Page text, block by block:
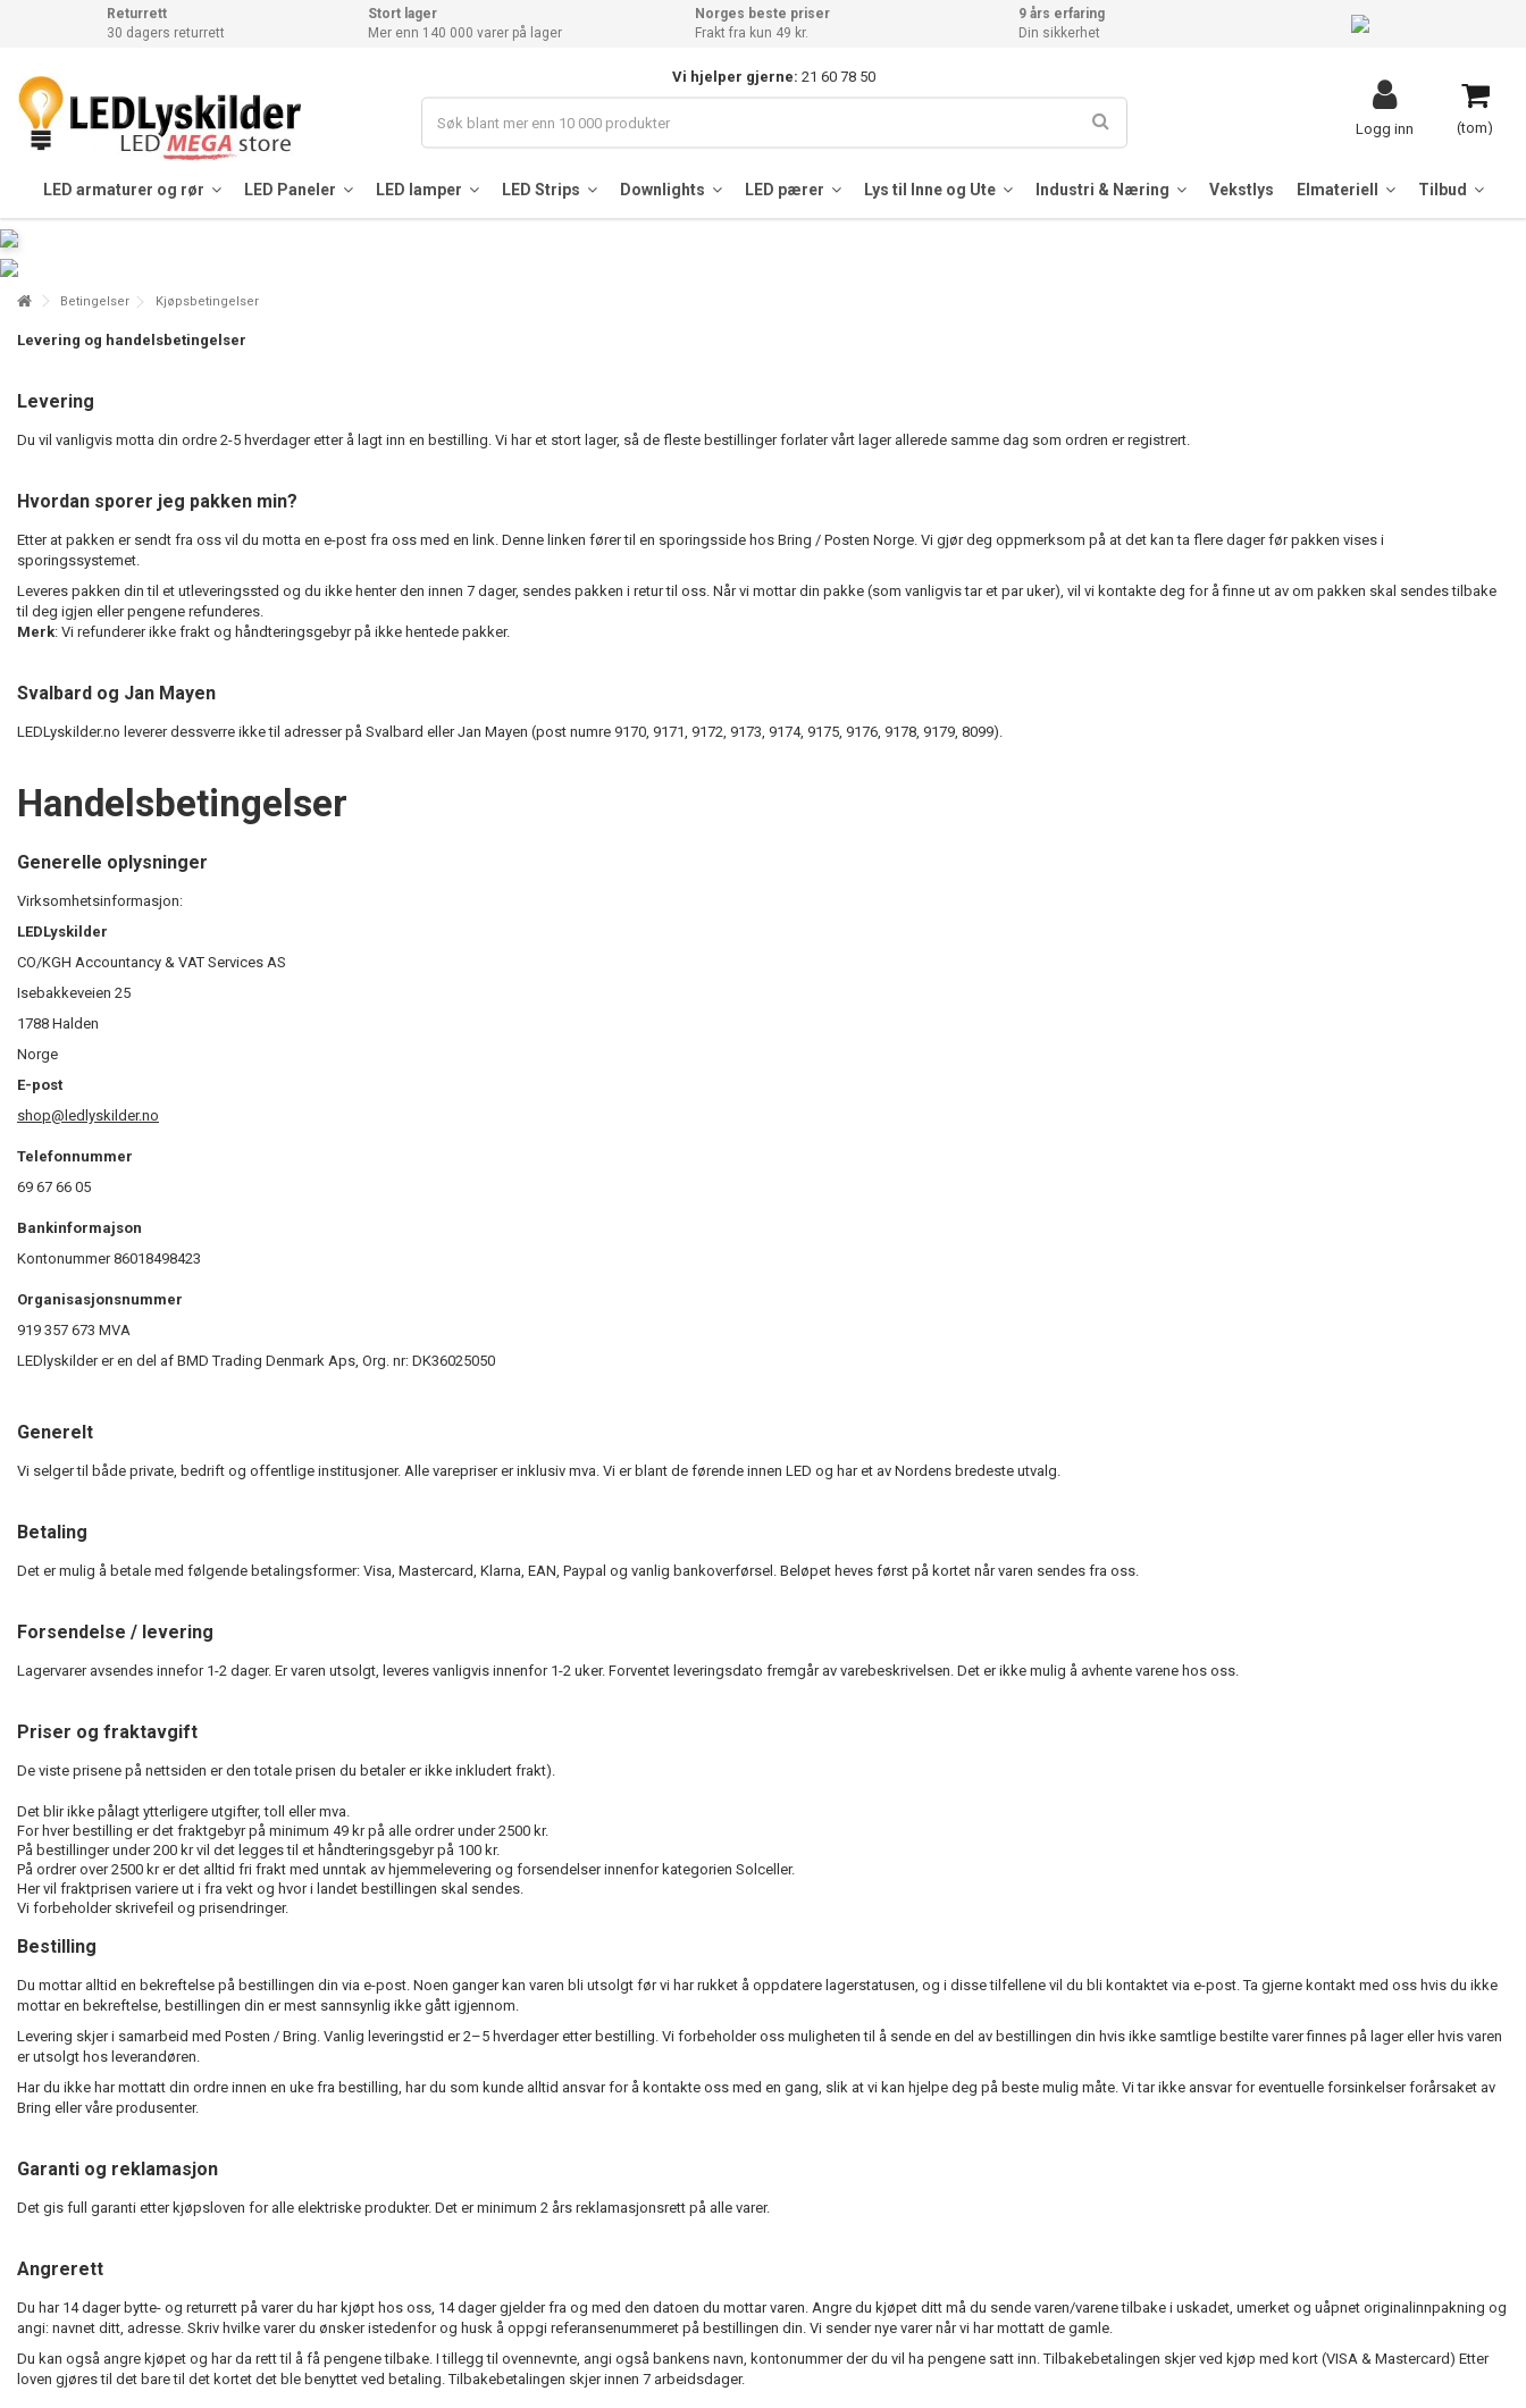
Returrett
30 dagers returrett
Stort lager
Mer enn 140 000 varer på lager
Norges beste priser
Frakt fra kun 49 kr.
9 års erfaring
Din sikkerhet
Vi hjelper gjerne: 21 60 78 50
(tom)
Logg inn
LED armaturer og rør LED Paneler LED lamper LED Strips Downlights LED pærer Lys til Inne og Ute Industri & Næring Vekstlys Elmateriell Tilbud
Betingelser Kjøpsbetingelser
Levering og handelsbetingelser
Levering
Du vil vanligvis motta din ordre 2-5 hverdager etter å lagt inn en bestilling. Vi har et stort lager, så de fleste bestillinger forlater vårt lager allerede samme dag som ordren er registrert.
Hvordan sporer jeg pakken min?
Etter at pakken er sendt fra oss vil du motta en e-post fra oss med en link. Denne linken fører til en sporingsside hos Bring / Posten Norge. Vi gjør deg oppmerksom på at det kan ta flere dager før pakken vises i
sporingssystemet.
Leveres pakken din til et utleveringssted og du ikke henter den innen 7 dager, sendes pakken i retur til oss. Når vi mottar din pakke (som vanligvis tar et par uker), vil vi kontakte deg for å finne ut av om pakken skal sendes tilbake
til deg igjen eller pengene refunderes.
Merk: Vi refunderer ikke frakt og håndteringsgebyr på ikke hentede pakker.
Svalbard og Jan Mayen
LEDLyskilder.no leverer dessverre ikke til adresser på Svalbard eller Jan Mayen (post numre 9170, 9171, 9172, 9173, 9174, 9175, 9176, 9178, 9179, 8099).
Handelsbetingelser
Generelle oplysninger
Virksomhetsinformasjon:
LEDLyskilder
CO/KGH Accountancy & VAT Services AS
Isebakkeveien 25
1788 Halden
Norge
E-post
shop@ledlyskilder.no
Telefonnummer
69 67 66 05
Bankinformajson
Kontonummer 86018498423
Organisasjonsnummer
919 357 673 MVA
LEDlyskilder er en del af BMD Trading Denmark Aps, Org. nr: DK36025050
Generelt
Vi selger til både private, bedrift og offentlige institusjoner. Alle varepriser er inklusiv mva. Vi er blant de førende innen LED og har et av Nordens bredeste utvalg.
Betaling
Det er mulig å betale med følgende betalingsformer: Visa, Mastercard, Klarna, EAN, Paypal og vanlig bankoverførsel. Beløpet heves først på kortet når varen sendes fra oss.
Forsendelse / levering
Lagervarer avsendes innefor 1-2 dager. Er varen utsolgt, leveres vanligvis innenfor 1-2 uker. Forventet leveringsdato fremgår av varebeskrivelsen. Det er ikke mulig å avhente varene hos oss.
Priser og fraktavgift
De viste prisene på nettsiden er den totale prisen du betaler er ikke inkludert frakt).
Det blir ikke pålagt ytterligere utgifter, toll eller mva.
For hver bestilling er det fraktgebyr på minimum 49 kr på alle ordrer under 2500 kr.
På bestillinger under 200 kr vil det legges til et håndteringsgebyr på 100 kr.
På ordrer over 2500 kr er det alltid fri frakt med unntak av hjemmelevering og forsendelser innenfor kategorien Solceller.
Her vil fraktprisen variere ut i fra vekt og hvor i landet bestillingen skal sendes.
Vi forbeholder skrivefeil og prisendringer.
Bestilling
Du mottar alltid en bekreftelse på bestillingen din via e-post. Noen ganger kan varen bli utsolgt før vi har rukket å oppdatere lagerstatusen, og i disse tilfellene vil du bli kontaktet via e-post. Ta gjerne kontakt med oss hvis du ikke
mottar en bekreftelse, bestillingen din er mest sannsynlig ikke gått igjennom.
Levering skjer i samarbeid med Posten / Bring. Vanlig leveringstid er 2–5 hverdager etter bestilling. Vi forbeholder oss muligheten til å sende en del av bestillingen din hvis ikke samtlige bestilte varer finnes på lager eller hvis varen
er utsolgt hos leverandøren.
Har du ikke har mottatt din ordre innen en uke fra bestilling, har du som kunde alltid ansvar for å kontakte oss med en gang, slik at vi kan hjelpe deg på beste mulig måte. Vi tar ikke ansvar for eventuelle forsinkelser forårsaket av
Bring eller våre produsenter.
Garanti og reklamasjon
Det gis full garanti etter kjøpsloven for alle elektriske produkter. Det er minimum 2 års reklamasjonsrett på alle varer.
Angrerett
Du har 14 dager bytte- og returrett på varer du har kjøpt hos oss, 14 dager gjelder fra og med den datoen du mottar varen. Angre du kjøpet ditt må du sende varen/varene tilbake i uskadet, umerket og uåpnet originalinnpakning og
angi: navnet ditt, adresse. Skriv hvilke varer du ønsker istedenfor og husk å oppgi referansenummeret på bestillingen din. Vi sender nye varer når vi har mottatt de gamle.
Du kan også angre kjøpet og har da rett til å få pengene tilbake. I tillegg til ovennevnte, angi også bankens navn, kontonummer der du vil ha pengene satt inn. Tilbakebetalingen skjer ved kjøp med kort (VISA & Mastercard) Etter
loven gjøres til det bare til det kortet det ble benyttet ved betaling. Tilbakebetalingen skjer innen 7 arbeidsdager.